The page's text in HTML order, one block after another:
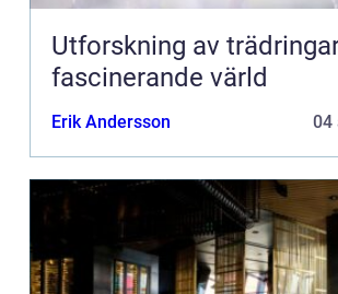
Utforskning av
fascinerande värld
Erik Andersson 04